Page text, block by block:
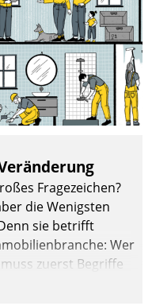
Fragezeichen?
die Wenigsten
sie betrifft
Wer
zuerst Begriffe
Optimierung: